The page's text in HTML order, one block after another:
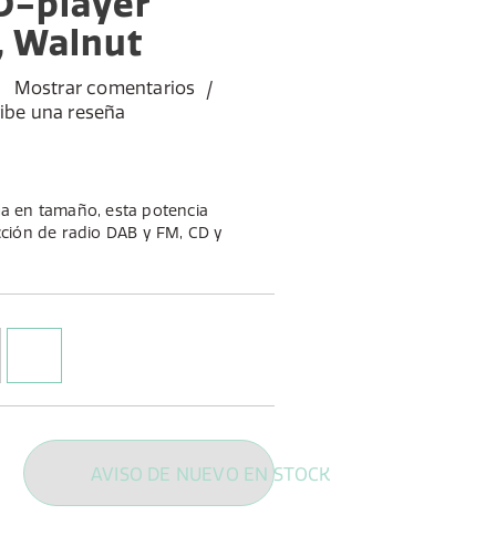
Walnut
Mostrar comentarios
una reseña
en tamaño, esta potencia
de radio DAB y FM, CD y
de gran sonido con un
AVISO DE NUEVO EN STOCK